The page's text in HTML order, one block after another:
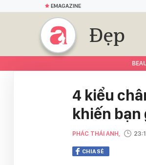
EMAGAZINE
Đẹp
4 kiểu
khiến bạn
PHÁC THÁI ANH,
CHIA SẺ